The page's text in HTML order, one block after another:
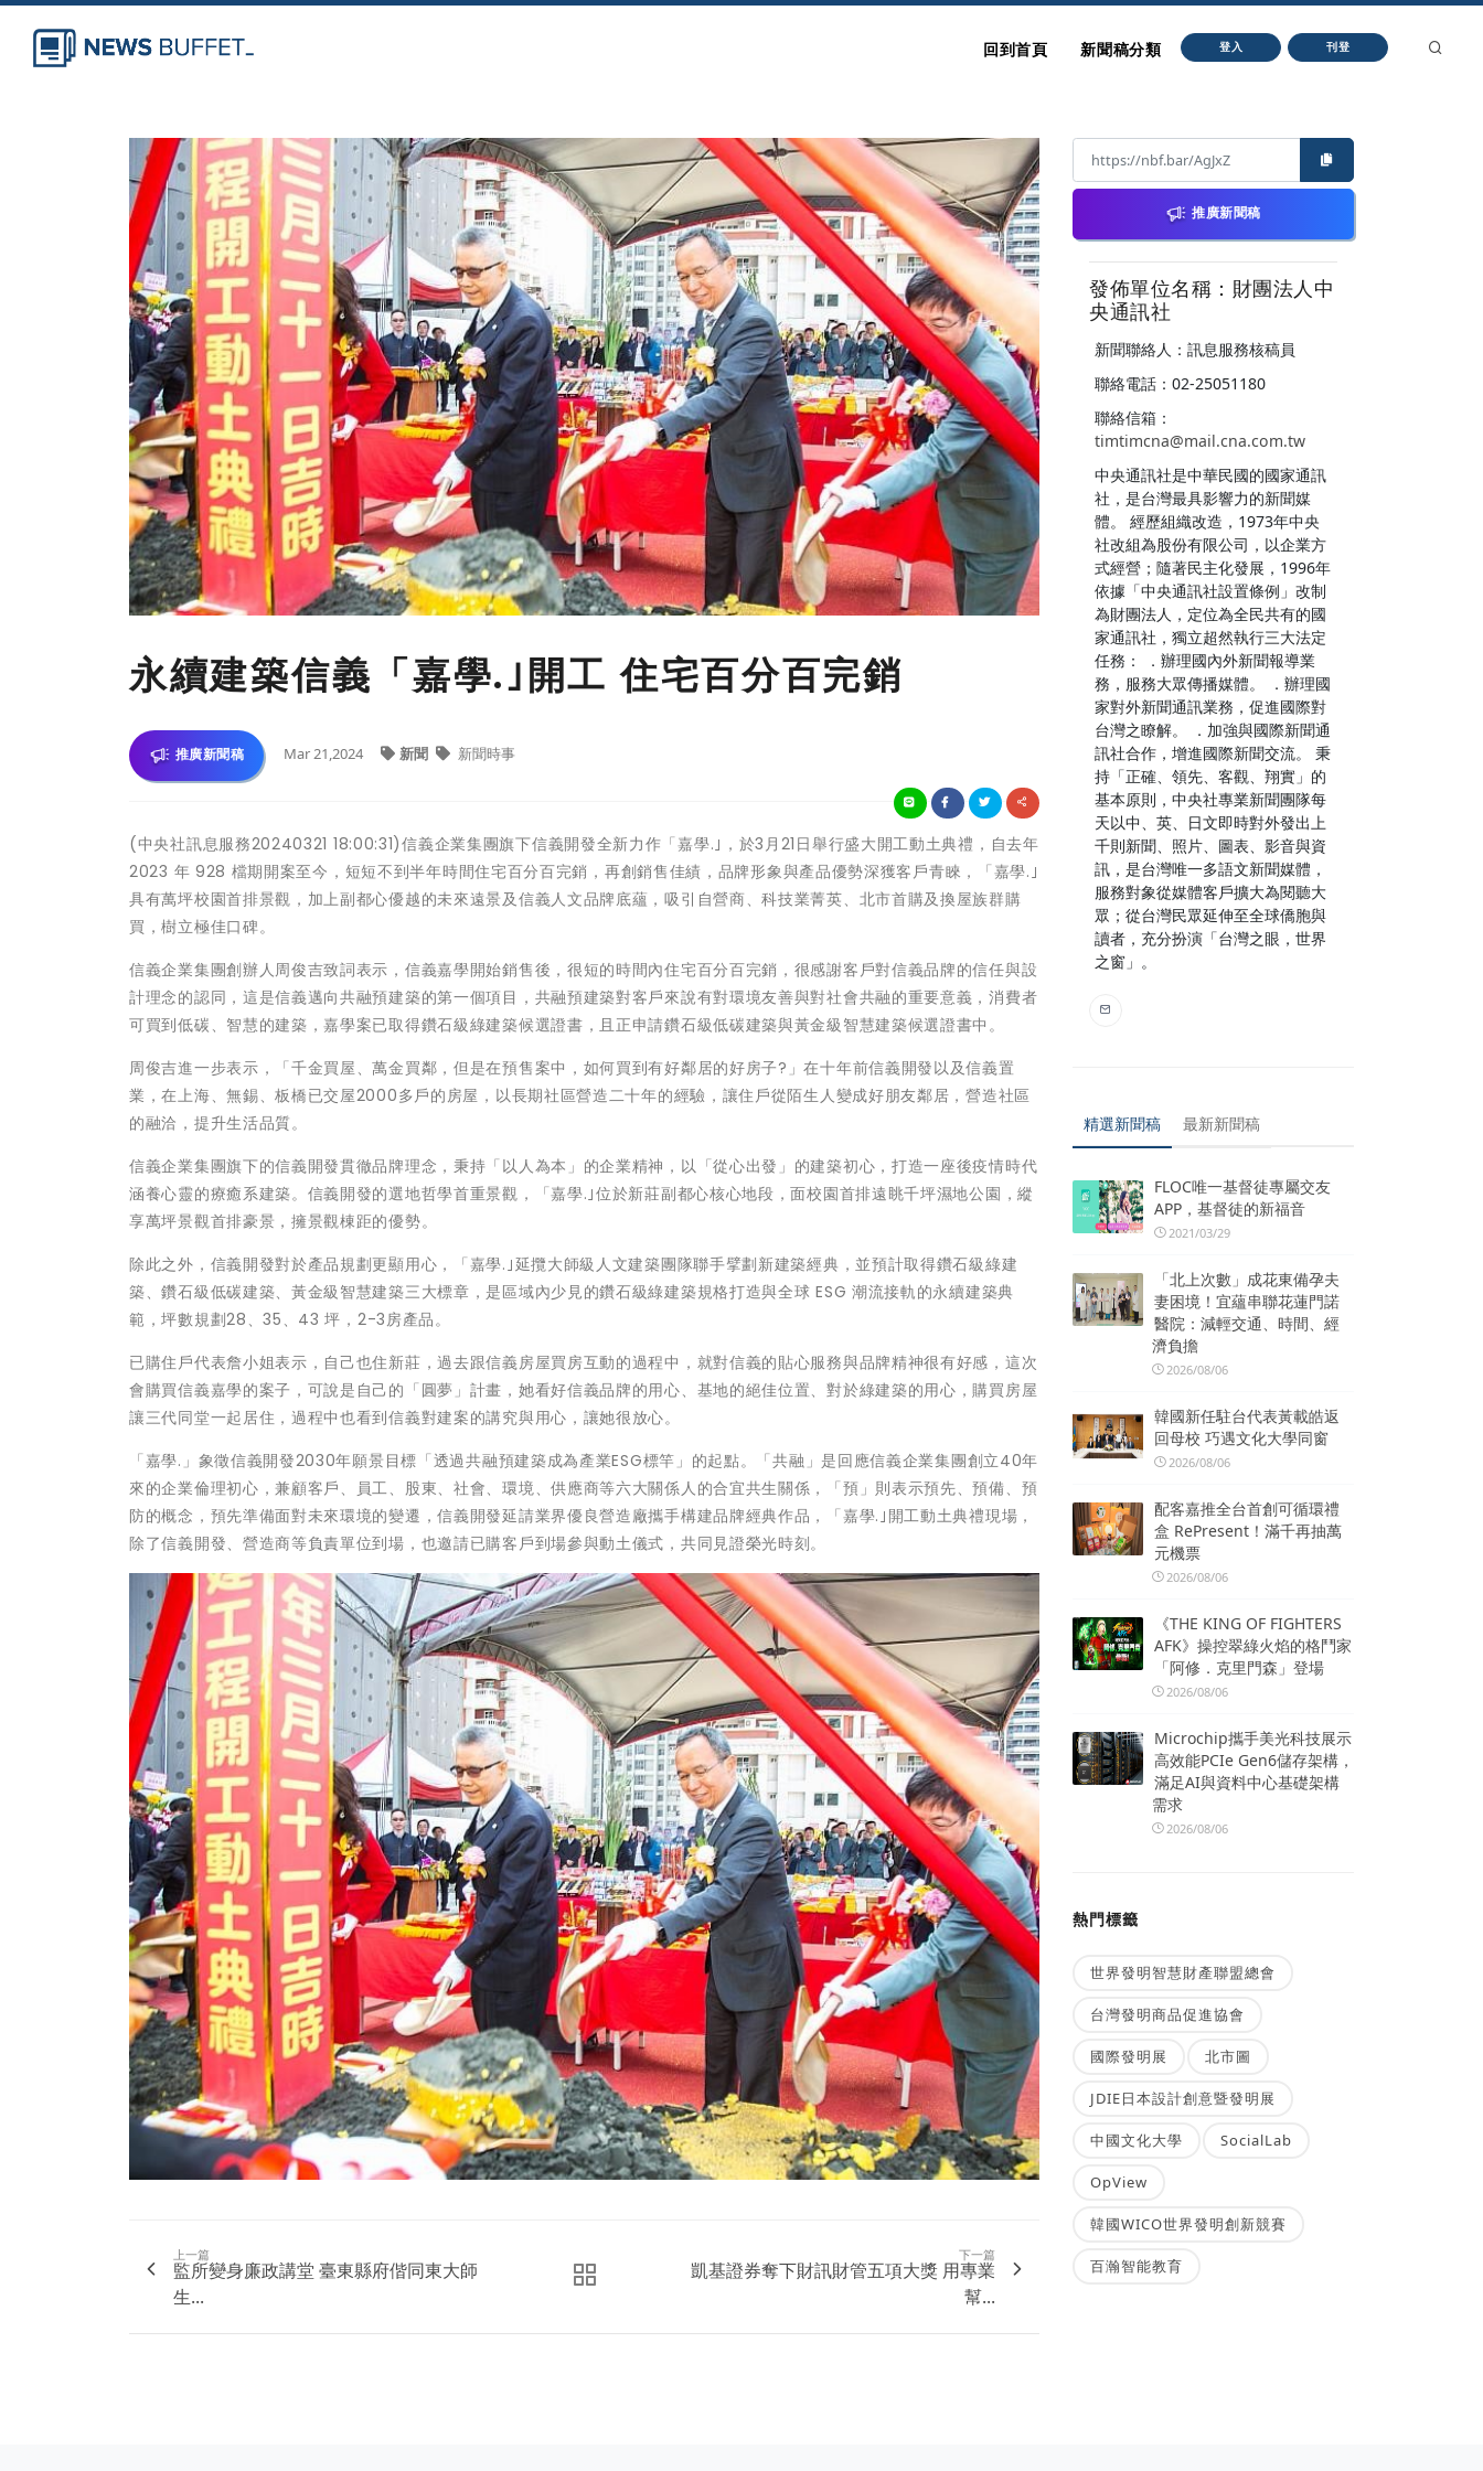
回到首頁 新聞稿分類 登入 刊登
永續建築信義「嘉學.｣開工 住宅百分百完銷
推廣新聞稿 Mar 21,2024 新聞 新聞時事
(中央社訊息服務20240321 18:00:31)信義企業集團旗下信義開發全新力作「嘉學.｣，於3月21日舉行盛大開工動土典禮，自去年
2023 年 928 檔期開案至今，短短不到半年時間住宅百分百完銷，再創銷售佳績，品牌形象與產品優勢深獲客戶青睞，「嘉學.｣
具有萬坪校園首排景觀，加上副都心優越的未來遠景及信義人文品牌底蘊，吸引自營商、科技業菁英、北市首購及換屋族群購
買，樹立極佳口碑。
信義企業集團創辦人周俊吉致詞表示，信義嘉學開始銷售後，很短的時間內住宅百分百完銷，很感謝客戶對信義品牌的信任與設
計理念的認同，這是信義邁向共融預建築的第一個項目，共融預建築對客戶來說有對環境友善與對社會共融的重要意義，消費者
可買到低碳、智慧的建築，嘉學案已取得鑽石級綠建築候選證書，且正申請鑽石級低碳建築與黃金級智慧建築候選證書中。
周俊吉進一步表示，「千金買屋、萬金買鄰，但是在預售案中，如何買到有好鄰居的好房子?」在十年前信義開發以及信義置
業，在上海、無錫、板橋已交屋2000多戶的房屋，以長期社區營造二十年的經驗，讓住戶從陌生人變成好朋友鄰居，營造社區
的融洽，提升生活品質。
信義企業集團旗下的信義開發貫徹品牌理念，秉持「以人為本」的企業精神，以「從心出發」的建築初心，打造一座後疫情時代
涵養心靈的療癒系建築。信義開發的選地哲學首重景觀，「嘉學.｣位於新莊副都心核心地段，面校園首排遠眺千坪濕地公園，縱
享萬坪景觀首排豪景，擁景觀棟距的優勢。
除此之外，信義開發對於產品規劃更顯用心，「嘉學.｣延攬大師級人文建築團隊聯手擘劃新建築經典，並預計取得鑽石級綠建
築、鑽石級低碳建築、黃金級智慧建築三大標章，是區域內少見的鑽石級綠建築規格打造與全球 ESG 潮流接軌的永續建築典
範，坪數規劃28、35、43 坪，2-3房產品。
已購住戶代表詹小姐表示，自己也住新莊，過去跟信義房屋買房互動的過程中，就對信義的貼心服務與品牌精神很有好感，這次
會購買信義嘉學的案子，可說是自己的「圓夢」計畫，她看好信義品牌的用心、基地的絕佳位置、對於綠建築的用心，購買房屋
讓三代同堂一起居住，過程中也看到信義對建案的講究與用心，讓她很放心。
「嘉學.」象徵信義開發2030年願景目標「透過共融預建築成為產業ESG標竿」的起點。「共融」是回應信義企業集團創立40年
來的企業倫理初心，兼顧客戶、員工、股東、社會、環境、供應商等六大關係人的合宜共生關係，「預」則表示預先、預備、預
防的概念，預先準備面對未來環境的變遷，信義開發延請業界優良營造廠攜手構建品牌經典作品，「嘉學.｣開工動土典禮現場，
除了信義開發、營造商等負責單位到場，也邀請已購客戶到場參與動土儀式，共同見證榮光時刻。
上一篇
監所變身廉政講堂 臺東縣府偕同東大師
生...
下一篇
凱基證券奪下財訊財管五項大獎 用專業
幫...
推廣新聞稿
發佈單位名稱：財團法人中
央通訊社
新聞聯絡人：訊息服務核稿員
聯絡電話：02-25051180
聯絡信箱：
timtimcna@mail.cna.com.tw
中央通訊社是中華民國的國家通訊
社，是台灣最具影響力的新聞媒
體。 經歷組織改造，1973年中央
社改組為股份有限公司，以企業方
式經營；隨著民主化發展，1996年
依據「中央通訊社設置條例」改制
為財團法人，定位為全民共有的國
家通訊社，獨立超然執行三大法定
任務： ．辦理國內外新聞報導業
務，服務大眾傳播媒體。 ．辦理國
家對外新聞通訊業務，促進國際對
台灣之瞭解。 ．加強與國際新聞通
訊社合作，增進國際新聞交流。 秉
持「正確、領先、客觀、翔實」的
基本原則，中央社專業新聞團隊每
天以中、英、日文即時對外發出上
千則新聞、照片、圖表、影音與資
訊，是台灣唯一多語文新聞媒體，
服務對象從媒體客戶擴大為閱聽大
眾；從台灣民眾延伸至全球僑胞與
讀者，充分扮演「台灣之眼，世界
之窗」。
精選新聞稿 最新新聞稿
FLOC唯一基督徒專屬交友
APP，基督徒的新福音
2021/03/29
「北上次數」成花東備孕夫
妻困境！宜蘊串聯花蓮門諾
醫院：減輕交通、時間、經
濟負擔
2026/08/06
韓國新任駐台代表黃載皓返
回母校 巧遇文化大學同窗
2026/08/06
配客嘉推全台首創可循環禮
盒 RePresent！滿千再抽萬
元機票
2026/08/06
《THE KING OF FIGHTERS
AFK》操控翠綠火焰的格鬥家
「阿修．克里門森」登場
2026/08/06
Microchip攜手美光科技展示
高效能PCIe Gen6儲存架構，
滿足AI與資料中心基礎架構
需求
2026/08/06
熱門標籤
世界發明智慧財產聯盟總會
台灣發明商品促進協會
國際發明展 北市圖
JDIE日本設計創意暨發明展
中國文化大學 SocialLab
OpView
韓國WICO世界發明創新競賽
百瀚智能教育